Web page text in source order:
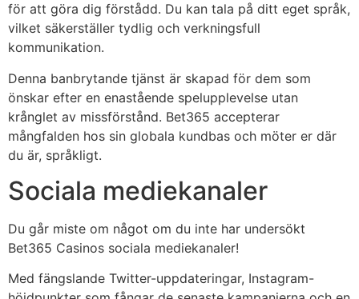
för att göra dig förstådd. Du kan tala på ditt eget språk,
vilket säkerställer tydlig och verkningsfull
kommunikation.
Denna banbrytande tjänst är skapad för dem som
önskar efter en enastående spelupplevelse utan
krånglet av missförstånd. Bet365 accepterar
mångfalden hos sin globala kundbas och möter er där
du är, språkligt.
Sociala mediekanaler
Du går miste om något om du inte har undersökt
Bet365 Casinos sociala mediekanaler!
Med fängslande Twitter-uppdateringar, Instagram-